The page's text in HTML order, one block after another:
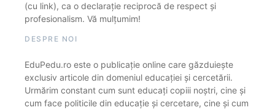
(cu link), ca o declarație reciprocă de respect și
profesionalism. Vă mulțumim!
DESPRE NOI
EduPedu.ro este o publicație online care găzduiește
exclusiv articole din domeniul educației și cercetării.
Urmărim constant cum sunt educați copiii noștri, cine și
cum face politicile din educație și cercetare, cine și cum